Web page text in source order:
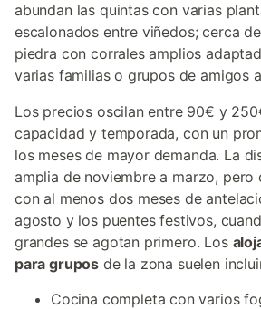
abundan las quintas con varias
escalonados entre viñedos; cerca
piedra con corrales amplios
varias familias o grupos de amigos
Los precios oscilan entre 90€ y
capacidad y temporada, con un
los meses de mayor demanda. La
amplia de noviembre a marzo, pero
con al menos dos meses de
agosto y los puentes festivos,
grandes se agotan primero. Los
para grupos de la zona suelen
Cocina completa con varios